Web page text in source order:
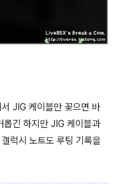
JIG 케이블만 꽂으면 바
롭긴 하지만 JIG 케이블과
럭시 노트도 루팅 기록을